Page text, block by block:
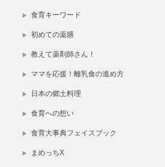
食育キーワード
初めての薬膳
教えて薬剤師さん！
ママを応援！離乳食の進め方
日本の郷土料理
食育への想い
食育大事典フェイスブック
まめっちX